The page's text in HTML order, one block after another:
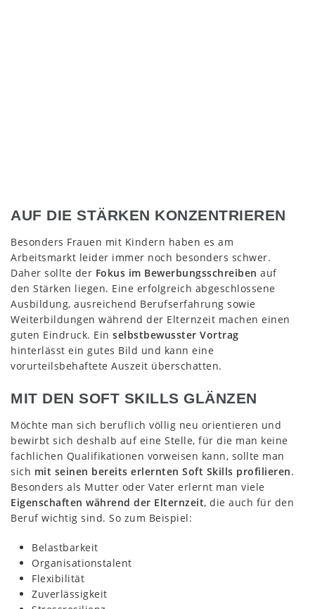
AUF DIE STÄRKEN KONZENTRIEREN
Besonders Frauen mit Kindern haben es am
Arbeitsmarkt leider immer noch besonders schwer.
Daher sollte der Fokus im Bewerbungsschreiben auf
den Stärken liegen. Eine erfolgreich abgeschlossene
Ausbildung, ausreichend Berufserfahrung sowie
Weiterbildungen während der Elternzeit machen einen
guten Eindruck. Ein selbstbewusster Vortrag
hinterlässt ein gutes Bild und kann eine
vorurteilsbehaftete Auszeit überschatten.
MIT DEN SOFT SKILLS GLÄNZEN
Möchte man sich beruflich völlig neu orientieren und
bewirbt sich deshalb auf eine Stelle, für die man keine
fachlichen Qualifikationen vorweisen kann, sollte man
sich mit seinen bereits erlernten Soft Skills profilieren.
Besonders als Mutter oder Vater erlernt man viele
Eigenschaften während der Elternzeit, die auch für den
Beruf wichtig sind. So zum Beispiel:
Belastbarkeit
Organisationstalent
Flexibilität
Zuverlässigkeit